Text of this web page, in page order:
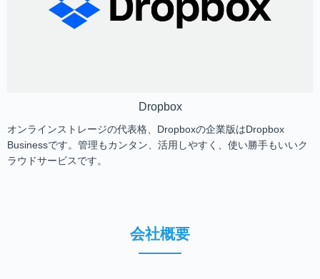
Dropbox
オンラインストレージの代表格、Dropboxの企業版はDropbox
Businessです。管理もカンタン、活用しやすく、使い勝手もいいク
ラウドサービスです。
会社概要